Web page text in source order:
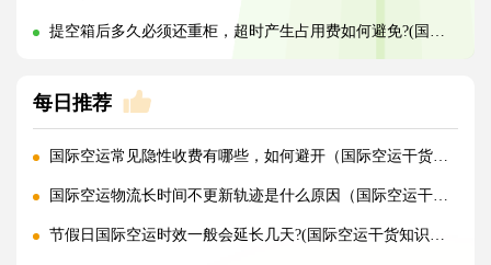
提空箱后多久必须还重柜，超时产生占用费如何避免?(国际海运干货知识分享)
每日推荐
国际空运常见隐性收费有哪些，如何避开（国际空运干货知识分享）
国际空运物流长时间不更新轨迹是什么原因（国际空运干货知识分享）
节假日国际空运时效一般会延长几天?(国际空运干货知识分享)